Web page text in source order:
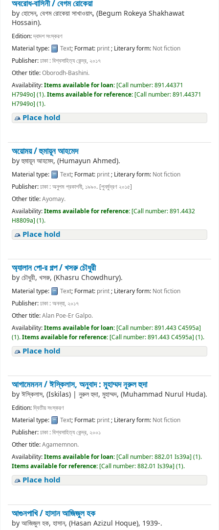
অবরোধ-বাসিনী /বেগম রোকেয়া
byহোসেন, বেগম রোকেয়া সাখাওয়াৎ, (Begum Rokeya Shakhawat
Hossain).
Edition:দ্বাদশ সংস্করণ
Material type:
Text; Format: print; Literary form: Not fiction
Publisher:ঢাকা : বিশ্বসাহিত্য কেন্দ্র, ২০১৭
Other title:Oborodh-Bashini.
Availability:Items available for loan: [Call number:891.44371
H7949o] (1).Items available for reference: [Call number:891.44371
H7949o] (1).
Place hold
অয়োময় /হুমায়ূন আহমেদ
byহুমায়ূন আহমেদ, (Humayun Ahmed).
Material type: Text; Format: print; Literary form: Not fiction
Publisher:ঢাকা : অনুপম প্রকাশনী, ১৯৯০. [পুনর্মুদ্রণ ২০১৫]
Other title:Ayomay.
Availability:Items available for reference: [Call number:891.4432
H8809a] (1).
Place hold
অ্যালান পো-র গল্প /খসরু চৌধুরী
byচৌধুরী, খসরু, (Khasru Chowdhury).
Material type: Text; Format: print; Literary form: Not fiction
Publisher:ঢাকা : অনন্যা, ২০১৭
Other title:Alan Poe-Er Galpo.
Availability:Items available for loan: [Call number:891.443 C4595a]
(1).Items available for reference: [Call number:891.443 C4595a] (1).
Place hold
আগামেমনন /ঈস্কিলাস, অনুবাদ : মুহাম্মদ নূরুল হুদা
byঈস্কিলাস, (Iskilas) | নুরুল হুদা, মুহাম্মদ, (Muhammad Nurul Huda).
Edition:দ্বিতীয় সংস্করণ
Material type:
Text; Format: print; Literary form: Not fiction
Publisher:ঢাকা : বিশ্বসাহিত্য কেন্দ্র, ২০০১
Other title:Agamemnon.
Availability:Items available for loan: [Call number:882.01 Is39a] (1).
Items available for reference: [Call number:882.01 Is39a] (1).
Place hold
আগুনপাখি /হাসান আজিজুল হক
byআজিজুল হক, হাসান, (Hasan Azizul Hoque), 1939-.